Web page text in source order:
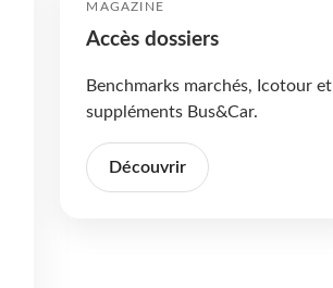
MAGAZINE
Accès dossiers
Benchmarks marchés, Icotour et
suppléments Bus&Car.
Découvrir